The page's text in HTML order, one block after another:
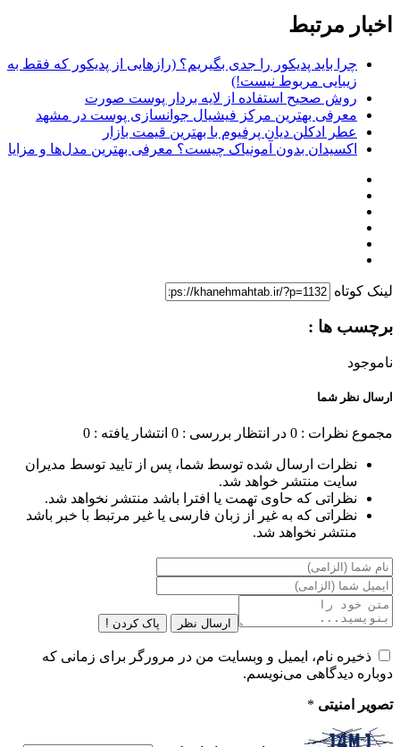
اخبار مرتبط
چرا باید پدیکور را جدی بگیریم؟ (رازهایی از پدیکور که فقط به
زیبایی مربوط نیست!)
روش صحیح استفاده از لایه بردار پوست صورت
معرفی بهترین مرکز فیشیال جوانسازی پوست در مشهد
عطر ادکلن دیان پرفیوم با بهترین قیمت بازار
اکسیدان بدون آمونیاک چیست؟ معرفی بهترین مدل‌ها و مزایا
لینک کوتاه
برچسب ها :
ناموجود
ارسال نظر شما
مجموع نظرات : 0 در انتظار بررسی : 0 انتشار یافته : 0
نظرات ارسال شده توسط شما، پس از تایید توسط مدیران
سایت منتشر خواهد شد.
نظراتی که حاوی تهمت یا افترا باشد منتشر نخواهد شد.
نظراتی که به غیر از زبان فارسی یا غیر مرتبط با خبر باشد
منتشر نخواهد شد.
ارسال نظر پاک کردن !
ذخیره نام، ایمیل و وبسایت من در مرورگر برای زمانی که
دوباره دیدگاهی می‌نویسم.
تصویر امنیتی *